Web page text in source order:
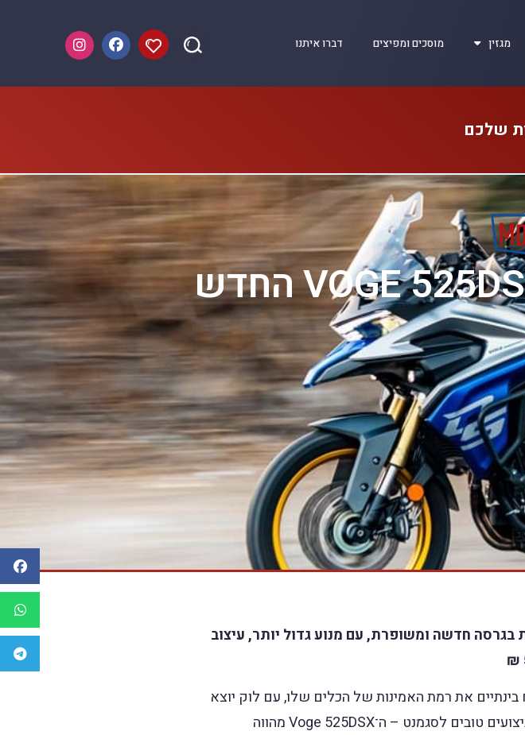
מגזין מוסכים ומפיצים דברו איתנו
שלכם
בגרסה חדשה ומשופרת, עם מנוע גדול יותר, עיצוב
בינתיים את רמת האמינות של הכלים שלו, עם לוק יוצא
דופן – לטובה – עם איכות הרכבה, חלקים וחומרים טובה מאוד ועם ביצועים טובים לסגמנט – ה־Voge 525DSX מהווה